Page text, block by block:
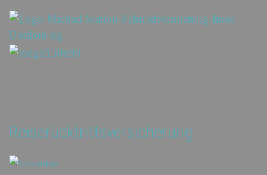
Reiserücktrittsversicherung